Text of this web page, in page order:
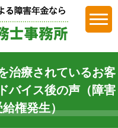
障害年金
治療されているお客
バイス後の声（障害
権発生）